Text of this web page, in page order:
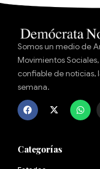
Somos un medio de
Movimientos
confiable de noticias,
semana.
Categorías